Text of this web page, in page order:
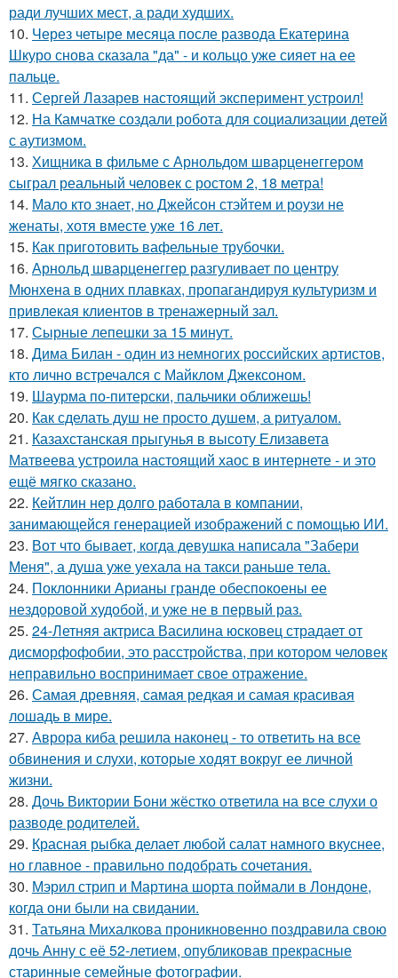
ради лучших мест, а ради худших.
10. Через четыре месяца после развода Екатерина
Шкуро снова сказала "да" - и кольцо уже сияет на ее
пальце.
11. Сергей Лазарев настоящий эксперимент устроил!
12. На Камчатке создали робота для социализации детей
с аутизмом.
13. Хищника в фильме с Арнольдом шварценеггером
сыграл реальный человек с ростом 2, 18 метра!
14. Мало кто знает, но Джейсон стэйтем и роузи не
женаты, хотя вместе уже 16 лет.
15. Как приготовить вафельные трубочки.
16. Арнольд шварценеггер разгуливает по центру
Мюнхена в одних плавках, пропагандируя культуризм и
привлекая клиентов в тренажерный зал.
17. Сырные лепешки за 15 минут.
18. Дима Билан - один из немногих российских артистов,
кто лично встречался с Майклом Джексоном.
19. Шаурма по-питерски, пальчики оближешь!
20. Как сделать душ не просто душем, а ритуалом.
21. Казахстанская прыгунья в высоту Елизавета
Матвеева устроила настоящий хаос в интернете - и это
ещё мягко сказано.
22. Кейтлин нер долго работала в компании,
занимающейся генерацией изображений с помощью ИИ.
23. Вот что бывает, когда девушка написала "Забери
Меня", а душа уже уехала на такси раньше тела.
24. Поклонники Арианы гранде обеспокоены ее
нездоровой худобой, и уже не в первый раз.
25. 24-Летняя актриса Василина юсковец страдает от
дисморфофобии, это расстройства, при котором человек
неправильно воспринимает свое отражение.
26. Самая древняя, самая редкая и самая красивая
лошадь в мире.
27. Аврора киба решила наконец - то ответить на все
обвинения и слухи, которые ходят вокруг ее личной
жизни.
28. Дочь Виктории Бони жёстко ответила на все слухи о
разводе родителей.
29. Красная рыбка делает любой салат намного вкуснее,
но главное - правильно подобрать сочетания.
30. Мэрил стрип и Мартина шорта поймали в Лондоне,
когда они были на свидании.
31. Татьяна Михалкова проникновенно поздравила свою
дочь Анну с её 52-летием, опубликовав прекрасные
старинные семейные фотографии.